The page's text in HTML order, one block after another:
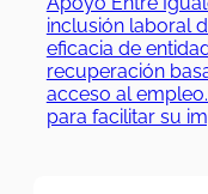
inclusión laboral
eficacia de
recuperación
acceso al
para facilitar su